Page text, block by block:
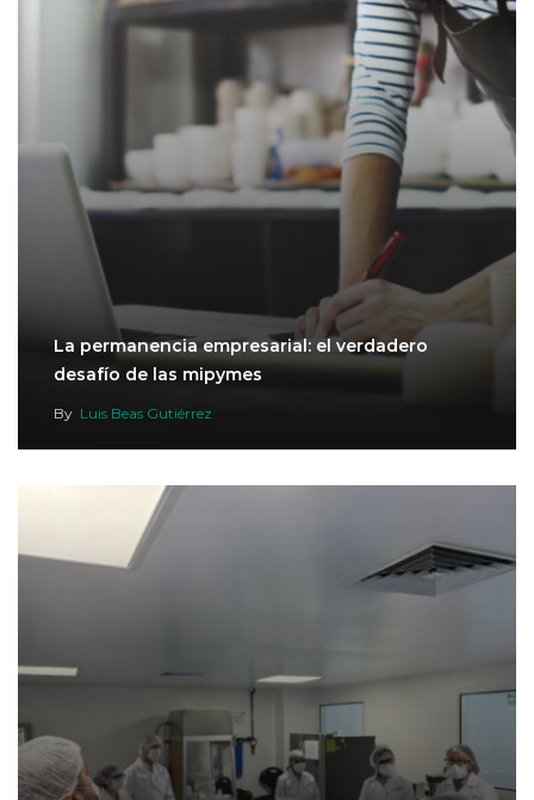
La permanencia empresarial: el verdadero
desafío de las mipymes
By Luis Beas Gutiérrez